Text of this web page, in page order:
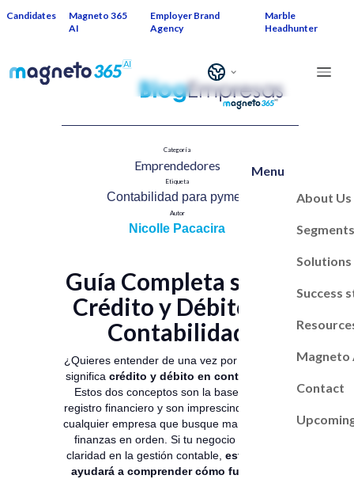
Candidates
Magneto 365
AI
Employer Brand
Agency
Marble
Headhunter
Menu
About Us
Segments
Solutions
Success
Magneto
Contact
Categoría
Emprendedores​
Etiqueta
Contabilidad para pymes​
Autor
Nicolle Pacacira
Guía Completa sobre
Crédito y Débito en
Contabilidad
¿Quieres entender de una vez por todas qué
significa crédito y débito en contabilidad
Estos dos conceptos son la base de todo
registro financiero y son imprescindibles para
cualquier empresa que busque mantener sus
finanzas en orden. Si tu negocio necesita
claridad en la gestión contable, esta guía te
ayudará a comprender cómo funcionan